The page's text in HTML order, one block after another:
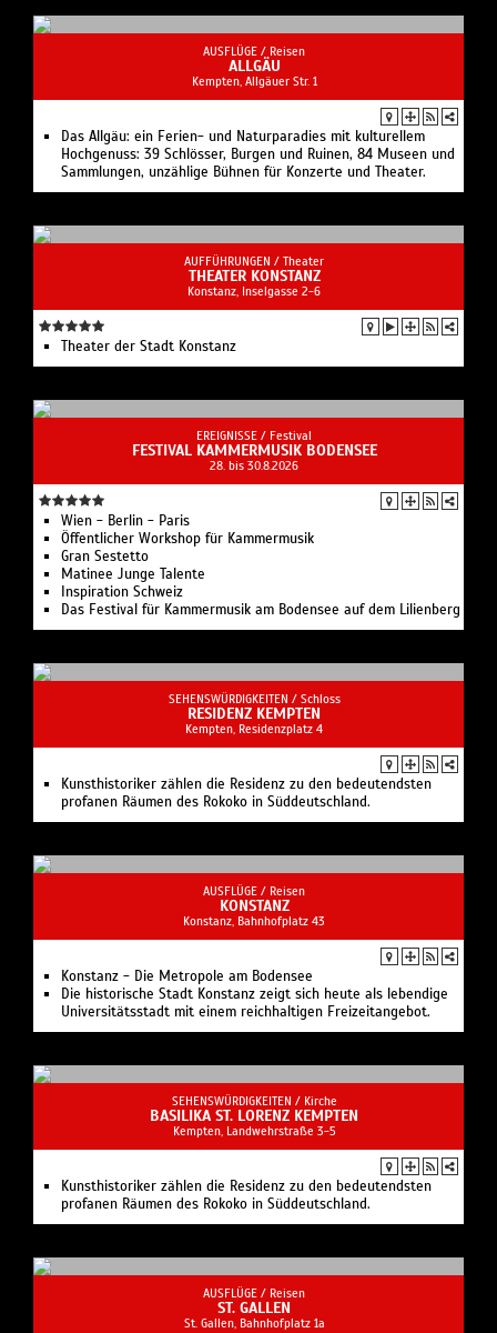
AUSFLÜGE / Reisen
ALLGÄU
Kempten, Allgäuer Str. 1
Das Allgäu: ein Ferien- und Naturparadies mit kulturellem
Hochgenuss: 39 Schlösser, Burgen und Ruinen, 84 Museen und
Sammlungen, unzählige Bühnen für Konzerte und Theater.
AUFFÜHRUNGEN / Theater
THEATER KONSTANZ
Konstanz, Inselgasse 2-6
Theater der Stadt Konstanz
EREIGNISSE / Festival
FESTIVAL KAMMERMUSIK BODENSEE
28. bis 30.8.2026
Wien - Berlin - Paris
Öffentlicher Workshop für Kammermusik
Gran Sestetto
Matinee Junge Talente
Inspiration Schweiz
Das Festival für Kammermusik am Bodensee auf dem Lilienberg
SEHENSWÜRDIGKEITEN / Schloss
RESIDENZ KEMPTEN
Kempten, Residenzplatz 4
Kunsthistoriker zählen die Residenz zu den bedeutendsten
profanen Räumen des Rokoko in Süddeutschland.
AUSFLÜGE / Reisen
KONSTANZ
Konstanz, Bahnhofplatz 43
Konstanz - Die Metropole am Bodensee
Die historische Stadt Konstanz zeigt sich heute als lebendige
Universitätsstadt mit einem reichhaltigen Freizeitangebot.
SEHENSWÜRDIGKEITEN / Kirche
BASILIKA ST. LORENZ KEMPTEN
Kempten, Landwehrstraße 3-5
Kunsthistoriker zählen die Residenz zu den bedeutendsten
profanen Räumen des Rokoko in Süddeutschland.
AUSFLÜGE / Reisen
ST. GALLEN
St. Gallen, Bahnhofplatz 1a